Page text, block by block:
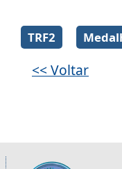
TRF2
<< Voltar
Informações